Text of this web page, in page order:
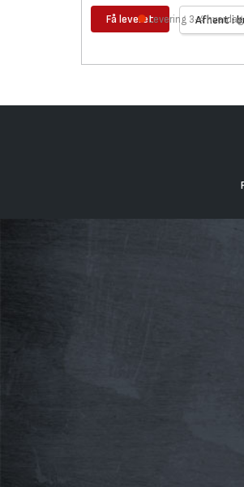
Få leveret Afhent i
Levering 3-4